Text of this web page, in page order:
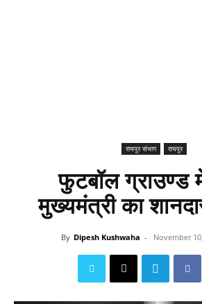
रायपुर संभाग रायपुर
फुटबॉल ग्राउण्ड
मुख्यमंत्री का
By Dipesh Kushwaha - November